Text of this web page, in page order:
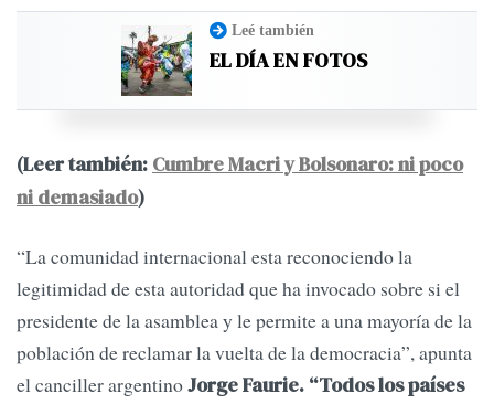
Leé también
EL DÍA EN FOTOS
(Leer también: Cumbre Macri y Bolsonaro: ni poco
ni demasiado)
“La comunidad internacional esta reconociendo la
legitimidad de esta autoridad que ha invocado sobre si el
presidente de la asamblea y le permite a una mayoría de la
población de reclamar la vuelta de la democracia”, apunta
el canciller argentinoJorge Faurie. “Todos los países